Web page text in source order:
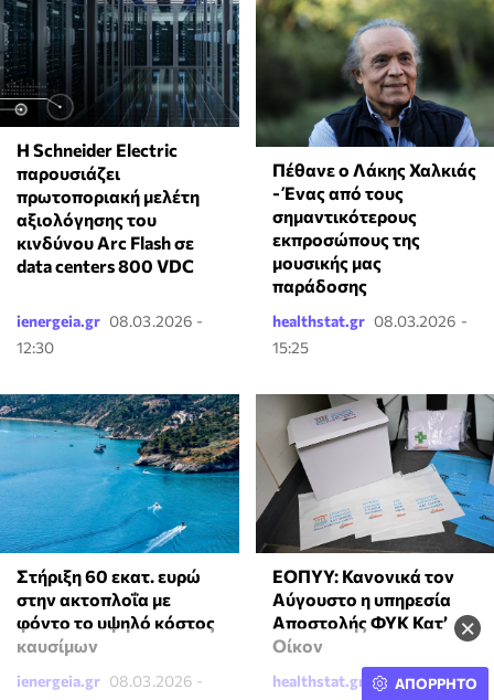
×
Η Schneider Electric
παρουσιάζει
πρωτοποριακή μελέτη
αξιολόγησης του
κινδύνου Arc Flash σε
data centers 800 VDC
ienergeia.gr 08.03.2026 -
12:30
Πέθανε ο Λάκης Χαλκιάς
- Ένας από τους
σημαντικότερους
εκπροσώπους της
μουσικής μας
παράδοσης
healthstat.gr 08.03.2026 -
15:25
Στήριξη 60 εκατ. ευρώ
στην ακτοπλοΐα με
φόντο το υψηλό κόστος
καυσίμων
ienergeia.gr 08.03.2026 -
ΕΟΠΥΥ: Κανονικά τον
Αύγουστο η υπηρεσία
Αποστολής ΦΥΚ Κατ’
Οίκον
healthstat.gr
08.03.2026 -
ΑΠΟΡΡΗΤΟ